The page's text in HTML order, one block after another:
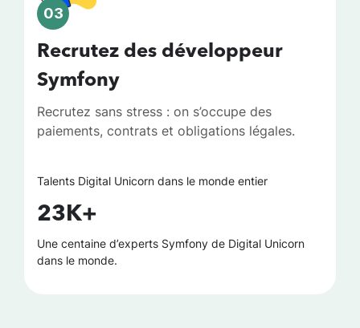
03
Recrutez des développeur
Symfony
Recrutez sans stress : on s’occupe des
paiements, contrats et obligations légales.
Talents Digital Unicorn dans le monde entier
23K+
Une centaine d’experts Symfony de Digital Unicorn
dans le monde.